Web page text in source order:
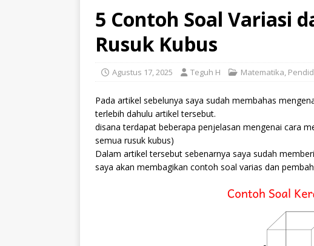
5 Contoh Soal Variasi
Rusuk Kubus
Agustus 17, 2025 Teguh H Matematika,
Pada artikel sebelunya saya sudah membahas
terlebih dahulu artikel tersebut.
disana terdapat beberapa penjelasan mengenai cara
semua rusuk kubus)
Dalam artikel tersebut sebenarnya saya sudah
saya akan membagikan contoh soal varias dan